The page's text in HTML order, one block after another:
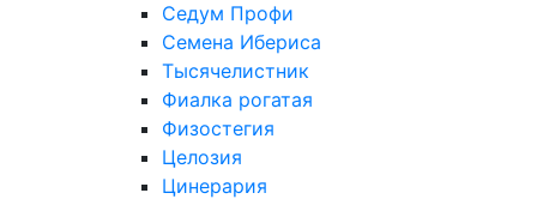
Седум Профи
Семена Ибериса
Тысячелистник
Фиалка рогатая
Физостегия
Целозия
Цинерария